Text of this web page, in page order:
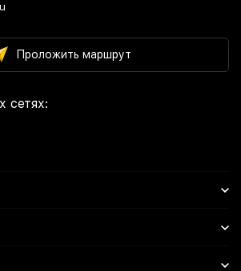
Проложить маршрут
сетях: